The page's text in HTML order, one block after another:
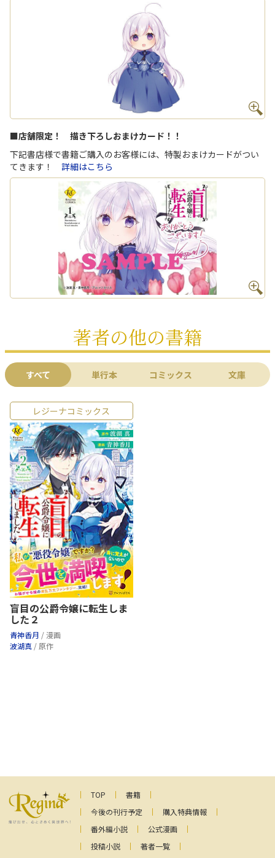
■店舗限定！ 描き下ろしおまけカード！！
下記書店様で書籍ご購入のお客様には、特製おまけカードがつい
てきます！ 詳細はこちら
著者の他の書籍
すべて 単行本 コミックス 文庫
レジーナコミックス
盲目の公爵令嬢に転生しま
した２
青神香月 / 漫画
波湖真 / 原作
TOP
書籍
今後の刊行予定
購入特典情報
番外編小説
公式漫画
投稿小説
著者一覧